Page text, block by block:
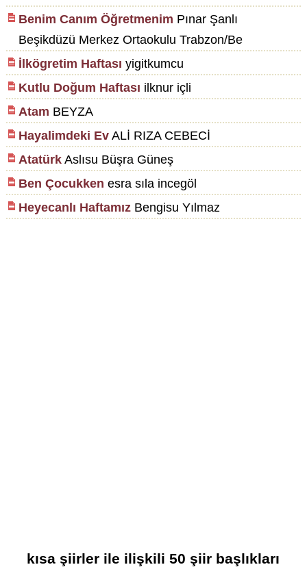
Benim Canım Öğretmenim Pınar Şanlı
Beşikdüzü Merkez Ortaokulu Trabzon/Be
İlkögretim Haftası yigitkumcu
Kutlu Doğum Haftası ilknur içli
Atam BEYZA
Hayalimdeki EvALİ RIZA CEBECİ
AtatürkAslısu Büşra Güneş
Ben Çocukken esra sıla incegöl
Heyecanlı HaftamızBengisu Yılmaz
kısa şiirler ile ilişkili50 şiir başlıkları